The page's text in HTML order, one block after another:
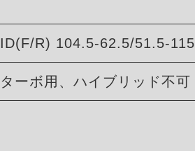
ID(F/R) 104.5-62.5/51.5-115
ターボ用、ハイブリッド不可